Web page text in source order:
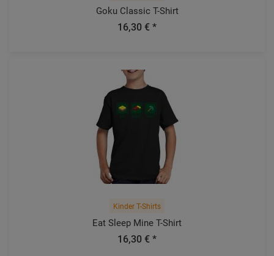
Goku Classic T-Shirt
16,30 € *
Kinder T-Shirts
Eat Sleep Mine T-Shirt
16,30 € *